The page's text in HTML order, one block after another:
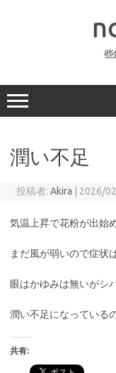
ッ
プ
潤い不足
投稿者: Akira 2026/
気温上昇で花粉が出始
まだ風が弱いので症状
眼はかゆみは無いがシ
潤い不足になってい
共有: